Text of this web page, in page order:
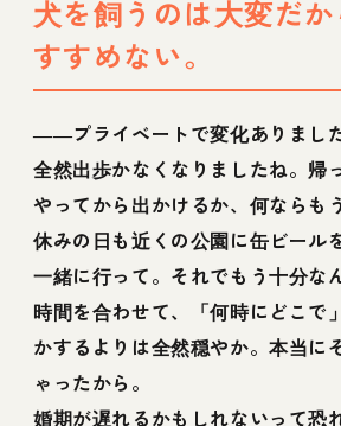
犬を飼うのは大変だ
すすめない。
――プライベートで変化ありまし
全然出歩かなくなりましたね。帰
やってから出かけるか、何ならも
休みの日も近くの公園に缶ビール
一緒に行って。それでもう十分な
時間を合わせて、「何時にどこで
かするよりは全然穏やか。本当に
ゃったから。
婚期が遅れるかもしれないって恐